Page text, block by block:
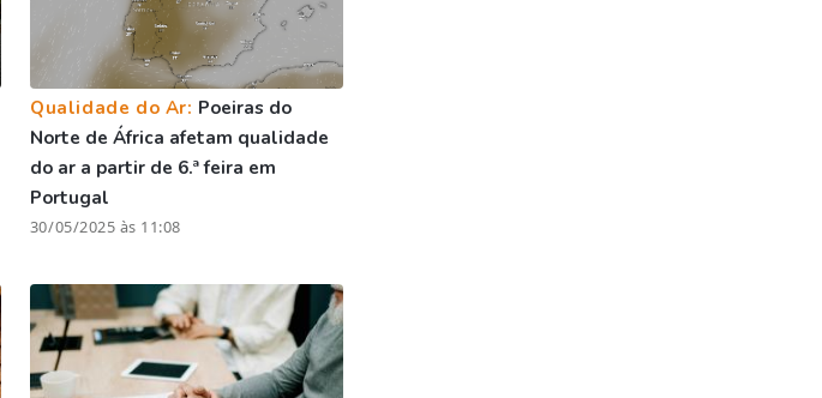
Qualidade do Ar: Poeiras do
Norte de África afetam qualidade
do ar a partir de 6.ª feira em
Portugal
30/05/2025 às 11:08